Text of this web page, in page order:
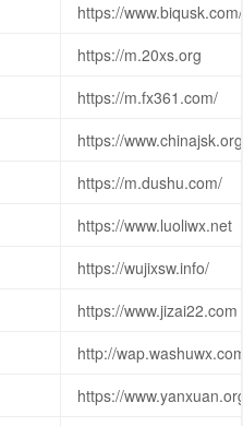
https://www.biqusk.com/
https://m.20xs.org
https://m.fx361.com/
https://www.chinajsk.org
https://m.dushu.com/
https://www.luoliwx.net
https://wujixsw.info/
https://www.jizai22.com
http://
https://